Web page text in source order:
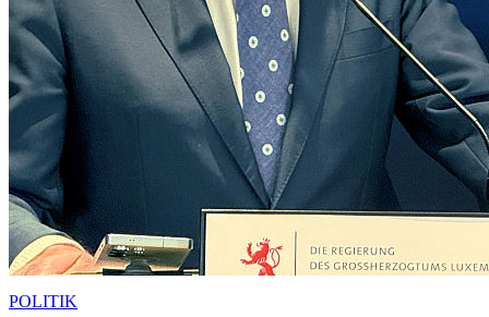
POLITIK